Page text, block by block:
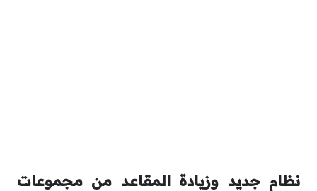
نظام جديد وزيادة المقاعد من مجموعات